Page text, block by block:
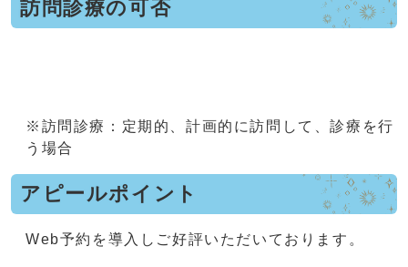
訪問診療の可否
※訪問診療：定期的、計画的に訪問して、診療を行
う場合
アピールポイント
Web予約を導入しご好評いただいております。